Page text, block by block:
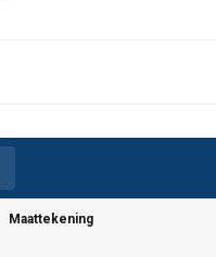
Maattekening